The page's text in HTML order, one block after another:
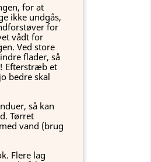
for at
ikke undgås,
for
vådt for
Ved store
flader, så
Efterstræb et
bedre skal
så kan
Tørret
vand (brug
Flere lag